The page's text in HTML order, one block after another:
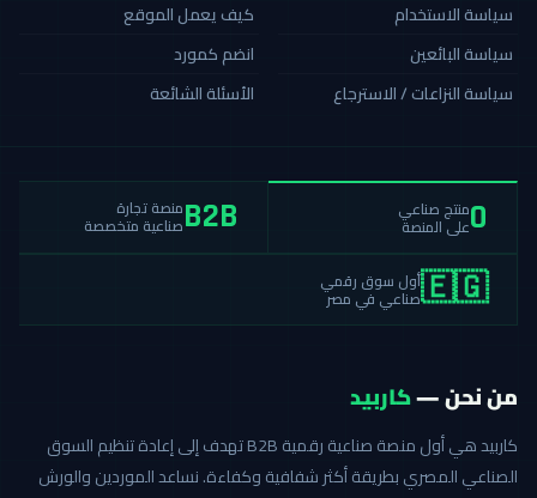
سياسة الاستخدام
سياسة البائعين
سياسة النزاعات / الاسترجاع
كيف يعمل الموقع
انضم كمورد
الأسئلة الشائعة
0منتج صناعي
على المنصة B2Bمنصة تجارة
صناعية متخصصة
🇪🇬أول سوق رقمي
صناعي في مصر
من نحن —كاربيد
كاربيد هي أول منصة صناعية رقمية B2B تهدف إلى إعادة تنظيم السوق
الصناعي المصري بطريقة أكثر شفافية وكفاءة. نساعد الموردين والورش